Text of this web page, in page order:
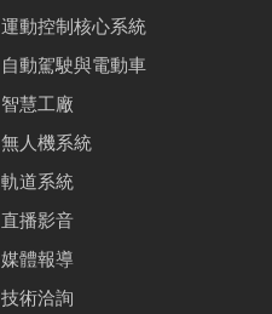
運動控制核心系統
自動駕駛與電動車
智慧工廠
無人機系統
軌道系統
直播影音
媒體報導
技術洽詢